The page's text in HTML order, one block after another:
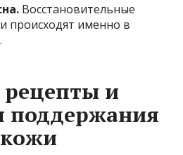
Восстановительные
происходят именно в
и
поддержания